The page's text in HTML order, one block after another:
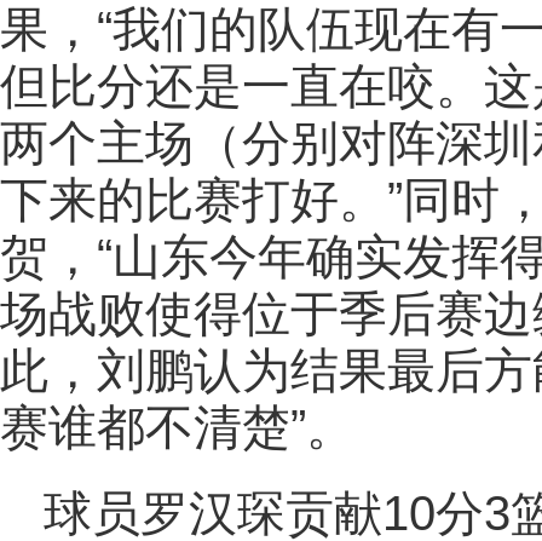
果，“我们的队伍现在有
但比分还是一直在咬。
两个主场（分别对阵深
下来的比赛打好。”同时
贺，“山东今年确实发挥
场战败使得位于季后赛
此，刘鹏认为结果最后
赛谁都不清楚”。
球员罗汉琛贡献10分3